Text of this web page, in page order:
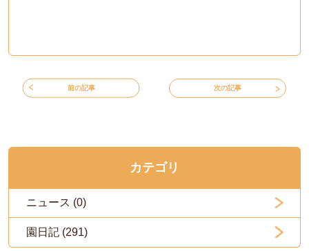
前の記事 次の記事
カテゴリ
ニュース (0)
園日記 (291)